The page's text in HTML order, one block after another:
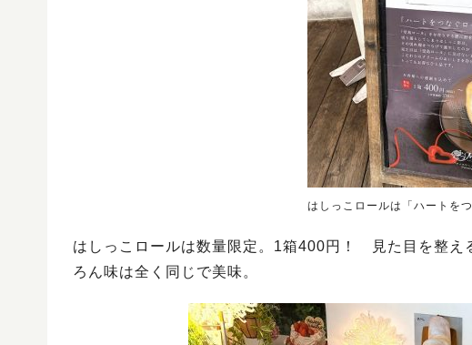
はしっこロールは「ハートを
はしっこロールは数量限定。1箱400円！ 見た目を整え
ろん味は全く同じで美味。